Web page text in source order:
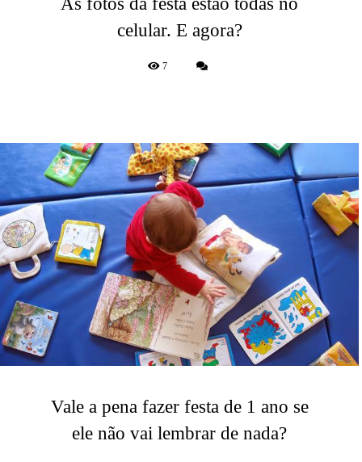
celular. E agora?
7
Vale a pena fazer festa de 1 ano se
ele não vai lembrar de nada?